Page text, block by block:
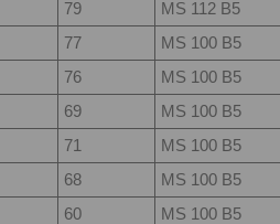
79 MS 112 B5
77 MS 100 B5
76 MS 100 B5
69 MS 100 B5
71 MS 100 B5
68 MS 100 B5
60 MS 100 B5